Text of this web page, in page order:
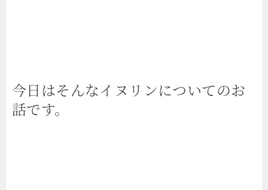
今日はそんなイヌリンについてのお
話です。